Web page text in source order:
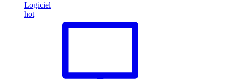
Logiciel
hot